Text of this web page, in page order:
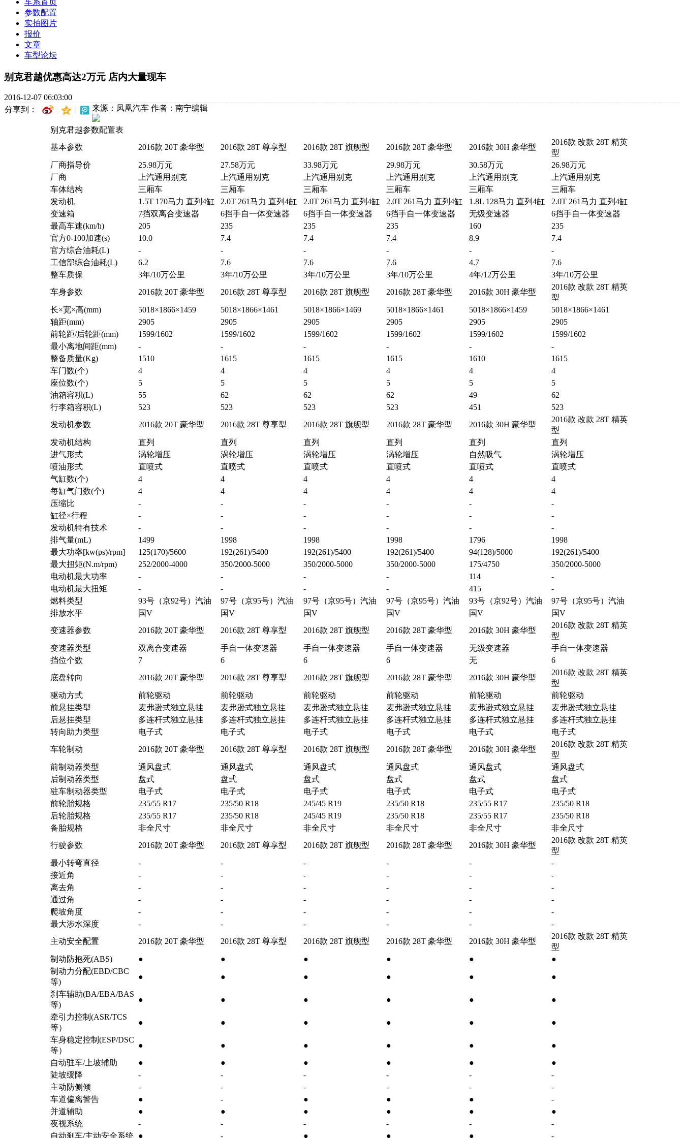
参数配置
实拍图片
报价
文章
车型论坛
别克君越优惠高达2万元 店内大量现车
2016-12-07 06:03:00
分享到：
来源：凤凰汽车 作者：南宁编辑
别克君越参数配置表
基本参数
2016款 20T 豪华型 2016款 28T 尊享型 2016款 28T 旗舰型 2016款 28T 豪华型 2016款 30H 豪华型
2016款 改款 28T 精英
型
厂商指导价
25.98万元 27.58万元 33.98万元 29.98万元 30.58万元
26.98万元
厂商
上汽通用别克 上汽通用别克 上汽通用别克 上汽通用别克 上汽通用别克
上汽通用别克
车体结构
三厢车 三厢车 三厢车 三厢车 三厢车
三厢车
发动机
1.5T 170马力 直列4缸 2.0T 261马力 直列4缸 2.0T 261马力 直列4缸 2.0T 261马力 直列4缸 1.8L 128马力 直列4缸
2.0T 261马力 直列4缸
变速箱
7挡双离合变速器 6挡手自一体变速器 6挡手自一体变速器 6挡手自一体变速器 无级变速器
6挡手自一体变速器
最高车速(km/h)
205 235 235 235 160
235
官方0-100加速(s)
10.0 7.4 7.4 7.4 8.9
7.4
官方综合油耗(L)
- - - - -
-
工信部综合油耗(L)
6.2 7.6 7.6 7.6 4.7
7.6
整车质保
3年/10万公里 3年/10万公里 3年/10万公里 3年/10万公里 4年/12万公里
3年/10万公里
车身参数
2016款 20T 豪华型 2016款 28T 尊享型 2016款 28T 旗舰型 2016款 28T 豪华型 2016款 30H 豪华型
2016款 改款 28T 精英
型
长×宽×高(mm)
5018×1866×1459 5018×1866×1461 5018×1866×1469 5018×1866×1461 5018×1866×1459
5018×1866×1461
轴距(mm)
2905 2905 2905 2905 2905
2905
前轮距/后轮距(mm)
1599/1602 1599/1602 1599/1602 1599/1602 1599/1602
1599/1602
最小离地间距(mm)
- - - - -
-
整备质量(Kg)
1510 1615 1615 1615 1610
1615
车门数(个)
4 4 4 4 4
4
座位数(个)
5 5 5 5 5
5
油箱容积(L)
55 62 62 62 49
62
行李箱容积(L)
523 523 523 523 451
523
发动机参数
2016款 20T 豪华型 2016款 28T 尊享型 2016款 28T 旗舰型 2016款 28T 豪华型 2016款 30H 豪华型
2016款 改款 28T 精英
型
发动机结构
直列 直列 直列 直列 直列
直列
进气形式
涡轮增压 涡轮增压 涡轮增压 涡轮增压 自然吸气
涡轮增压
喷油形式
直喷式 直喷式 直喷式 直喷式 直喷式
直喷式
气缸数(个)
4 4 4 4 4
4
每缸气门数(个)
4 4 4 4 4
4
压缩比
- - - - -
-
缸径×行程
- - - - -
-
发动机特有技术
- - - - -
-
排气量(mL)
1499 1998 1998 1998 1796
1998
最大功率[kw(ps)/rpm]
125(170)/5600 192(261)/5400 192(261)/5400 192(261)/5400 94(128)/5000
192(261)/5400
最大扭矩(N.m/rpm)
252/2000-4000 350/2000-5000 350/2000-5000 350/2000-5000 175/4750
350/2000-5000
电动机最大功率
- - - - 114
-
电动机最大扭矩
- - - - 415
-
燃料类型
93号（京92号）汽油 97号（京95号）汽油 97号（京95号）汽油 97号（京95号）汽油 93号（京92号）汽油
97号（京95号）汽油
排放水平
国V 国V 国V 国V 国V
国V
变速器参数
2016款 20T 豪华型 2016款 28T 尊享型 2016款 28T 旗舰型 2016款 28T 豪华型 2016款 30H 豪华型
2016款 改款 28T 精英
型
变速器类型
双离合变速器 手自一体变速器 手自一体变速器 手自一体变速器 无级变速器
手自一体变速器
挡位个数
7 6 6 6 无
6
底盘转向
2016款 20T 豪华型 2016款 28T 尊享型 2016款 28T 旗舰型 2016款 28T 豪华型 2016款 30H 豪华型
2016款 改款 28T 精英
型
驱动方式
前轮驱动 前轮驱动 前轮驱动 前轮驱动 前轮驱动
前轮驱动
前悬挂类型
麦弗逊式独立悬挂 麦弗逊式独立悬挂 麦弗逊式独立悬挂 麦弗逊式独立悬挂 麦弗逊式独立悬挂
麦弗逊式独立悬挂
后悬挂类型
多连杆式独立悬挂 多连杆式独立悬挂 多连杆式独立悬挂 多连杆式独立悬挂 多连杆式独立悬挂
多连杆式独立悬挂
转向助力类型
电子式 电子式 电子式 电子式 电子式
电子式
车轮制动
2016款 20T 豪华型 2016款 28T 尊享型 2016款 28T 旗舰型 2016款 28T 豪华型 2016款 30H 豪华型
2016款 改款 28T 精英
型
前制动器类型
通风盘式 通风盘式 通风盘式 通风盘式 通风盘式
通风盘式
后制动器类型
盘式 盘式 盘式 盘式 盘式
盘式
驻车制动器类型
电子式 电子式 电子式 电子式 电子式
电子式
前轮胎规格
235/55 R17 235/50 R18 245/45 R19 235/50 R18 235/55 R17
235/50 R18
后轮胎规格
235/55 R17 235/50 R18 245/45 R19 235/50 R18 235/55 R17
235/50 R18
备胎规格
非全尺寸 非全尺寸 非全尺寸 非全尺寸 非全尺寸
非全尺寸
行驶参数
2016款 20T 豪华型 2016款 28T 尊享型 2016款 28T 旗舰型 2016款 28T 豪华型 2016款 30H 豪华型
2016款 改款 28T 精英
型
最小转弯直径
- - - - -
-
接近角
- - - - -
-
离去角
- - - - -
-
通过角
- - - - -
-
爬坡角度
- - - - -
-
最大涉水深度
- - - - -
-
主动安全配置
2016款 20T 豪华型 2016款 28T 尊享型 2016款 28T 旗舰型 2016款 28T 豪华型 2016款 30H 豪华型
2016款 改款 28T 精英
型
制动防抱死(ABS)
● ● ● ● ●
●
制动力分配(EBD/CBC
等)
● ● ● ● ●
●
刹车辅助(BA/EBA/BAS
等)
● ● ● ● ●
●
牵引力控制(ASR/TCS
等）
● ● ● ● ●
●
车身稳定控制(ESP/DSC
等）
● ● ● ● ●
●
自动驻车/上坡辅助
● ● ● ● ●
●
陡坡缓降
- - - - -
-
主动防侧倾
- - - - -
-
车道偏离警告
● - ● ● ●
-
并道辅助
● ● ● ● ●
●
夜视系统
- - - - -
-
自动刹车/主动安全系统
● - ● ● ● -